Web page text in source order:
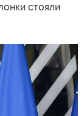
стояли